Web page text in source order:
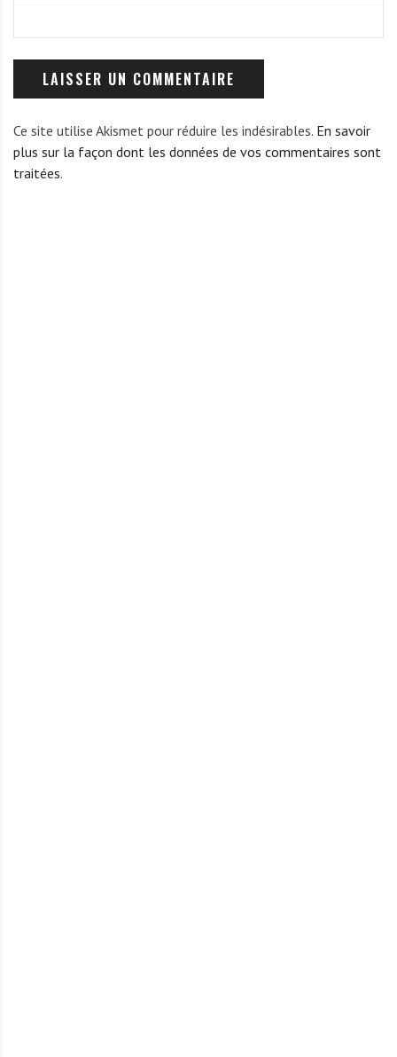
Ce site utilise Akismet pour réduire les indésirables. En savoir
plus sur la façon dont les données de vos commentaires sont
traitées.